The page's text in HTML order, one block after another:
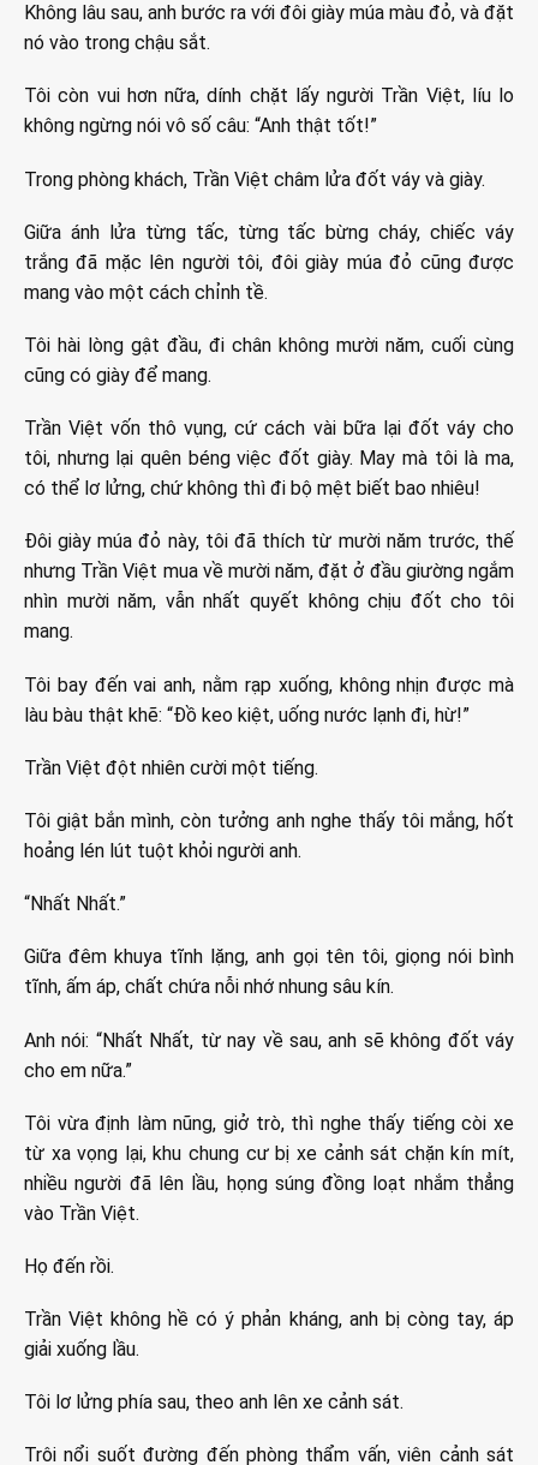
Không lâu sau, anh bước ra với đôi giày múa màu đỏ, và đặt
nó vào trong chậu sắt.
Tôi còn vui hơn nữa, dính chặt lấy người Trần Việt, líu lo
không ngừng nói vô số câu: “Anh thật tốt!”
Trong phòng khách, Trần Việt châm lửa đốt váy và giày.
Giữa ánh lửa từng tấc, từng tấc bừng cháy, chiếc váy
trắng đã mặc lên người tôi, đôi giày múa đỏ cũng được
mang vào một cách chỉnh tề.
Tôi hài lòng gật đầu, đi chân không mười năm, cuối cùng
cũng có giày để mang.
Trần Việt vốn thô vụng, cứ cách vài bữa lại đốt váy cho
tôi, nhưng lại quên béng việc đốt giày. May mà tôi là ma,
có thể lơ lửng, chứ không thì đi bộ mệt biết bao nhiêu!
Đôi giày múa đỏ này, tôi đã thích từ mười năm trước, thế
nhưng Trần Việt mua về mười năm, đặt ở đầu giường ngắm
nhìn mười năm, vẫn nhất quyết không chịu đốt cho tôi
mang.
Tôi bay đến vai anh, nằm rạp xuống, không nhịn được mà
làu bàu thật khẽ: “Đồ keo kiệt, uống nước lạnh đi, hừ!”
Trần Việt đột nhiên cười một tiếng.
Tôi giật bắn mình, còn tưởng anh nghe thấy tôi mắng, hốt
hoảng lén lút tuột khỏi người anh.
“Nhất Nhất.”
Giữa đêm khuya tĩnh lặng, anh gọi tên tôi, giọng nói bình
tĩnh, ấm áp, chất chứa nỗi nhớ nhung sâu kín.
Anh nói: “Nhất Nhất, từ nay về sau, anh sẽ không đốt váy
cho em nữa.”
Tôi vừa định làm nũng, giở trò, thì nghe thấy tiếng còi xe
từ xa vọng lại, khu chung cư bị xe cảnh sát chặn kín mít,
nhiều người đã lên lầu, họng súng đồng loạt nhắm thẳng
vào Trần Việt.
Họ đến rồi.
Trần Việt không hề có ý phản kháng, anh bị còng tay, áp
giải xuống lầu.
Tôi lơ lửng phía sau, theo anh lên xe cảnh sát.
Trôi nổi suốt đường đến phòng thẩm vấn, viên cảnh sát